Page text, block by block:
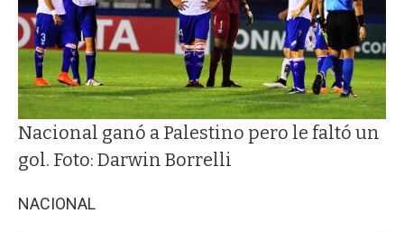
Nacional ganó a Palestino pero le faltó un
gol. Foto: Darwin Borrelli
NACIONAL